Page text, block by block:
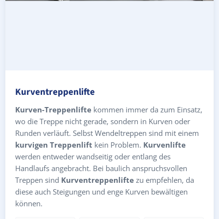
Kurventreppenlifte
Kurven-Treppenlifte kommen immer da zum Einsatz,
wo die Treppe nicht gerade, sondern in Kurven oder
Runden verläuft. Selbst Wendeltreppen sind mit einem
kurvigen Treppenlift kein Problem. Kurvenlifte
werden entweder wandseitig oder entlang des
Handlaufs angebracht. Bei baulich anspruchsvollen
Treppen sind Kurventreppenlifte zu empfehlen, da
diese auch Steigungen und enge Kurven bewältigen
können.